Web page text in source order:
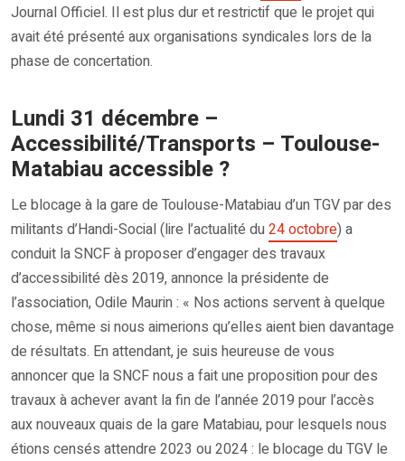
Journal Officiel. Il est plus dur et restrictif que le projet qui
avait été présenté aux organisations syndicales lors de la
phase de concertation.
Lundi 31 décembre –
Accessibilité/Transports – Toulouse-
Matabiau accessible ?
Le blocage à la gare de Toulouse-Matabiau d’un TGV par des
militants d’Handi-Social (lire l’actualité du24 octobre) a
conduit la SNCF à proposer d’engager des travaux
d’accessibilité dès 2019, annonce la présidente de
l’association, Odile Maurin : « Nos actions servent à quelque
chose, même si nous aimerions qu’elles aient bien davantage
de résultats. En attendant, je suis heureuse de vous
annoncer que la SNCF nous a fait une proposition pour des
travaux à achever avant la fin de l’année 2019 pour l’accès
aux nouveaux quais de la gare Matabiau, pour lesquels nous
étions censés attendre 2023 ou 2024 : le blocage du TGV le